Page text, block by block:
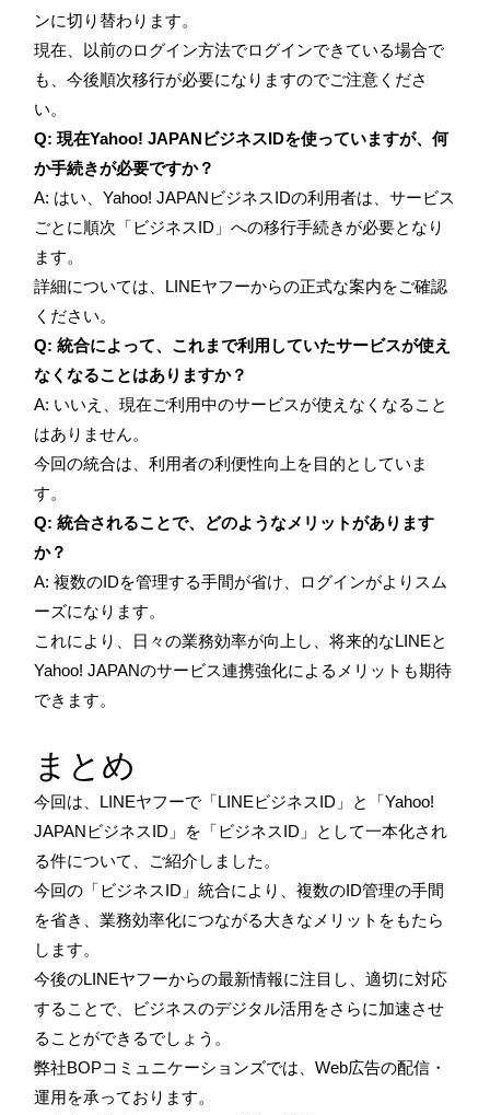
ンに切り替わります。
現在、以前のログイン方法でログインできている場合で
も、今後順次移行が必要になりますのでご注意くださ
い。
Q: 現在Yahoo! JAPANビジネスIDを使っていますが、何
か手続きが必要ですか？
A: はい、Yahoo! JAPANビジネスIDの利用者は、サービス
ごとに順次「ビジネスID」への移行手続きが必要となり
ます。
詳細については、LINEヤフーからの正式な案内をご確認
ください。
Q: 統合によって、これまで利用していたサービスが使え
なくなることはありますか？
A: いいえ、現在ご利用中のサービスが使えなくなること
はありません。
今回の統合は、利用者の利便性向上を目的としていま
す。
Q: 統合されることで、どのようなメリットがあります
か？
A: 複数のIDを管理する手間が省け、ログインがよりスム
ーズになります。
これにより、日々の業務効率が向上し、将来的なLINEと
Yahoo! JAPANのサービス連携強化によるメリットも期待
できます。
まとめ
今回は、LINEヤフーで「LINEビジネスID」と「Yahoo!
JAPANビジネスID」を「ビジネスID」として一本化され
る件について、ご紹介しました。
今回の「ビジネスID」統合により、複数のID管理の手間
を省き、業務効率化につながる大きなメリットをもたら
します。
今後のLINEヤフーからの最新情報に注目し、適切に対応
することで、ビジネスのデジタル活用をさらに加速させ
ることができるでしょう。
弊社BOPコミュニケーションズでは、Web広告の配信・
運用を承っております。